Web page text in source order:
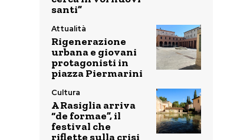
santi”
Attualità
Rigenerazione
urbana e giovani
protagonisti in
piazza Piermarini
Cultura
A Rasiglia arriva
“de formae”, il
festival che
riflette sulla crisi